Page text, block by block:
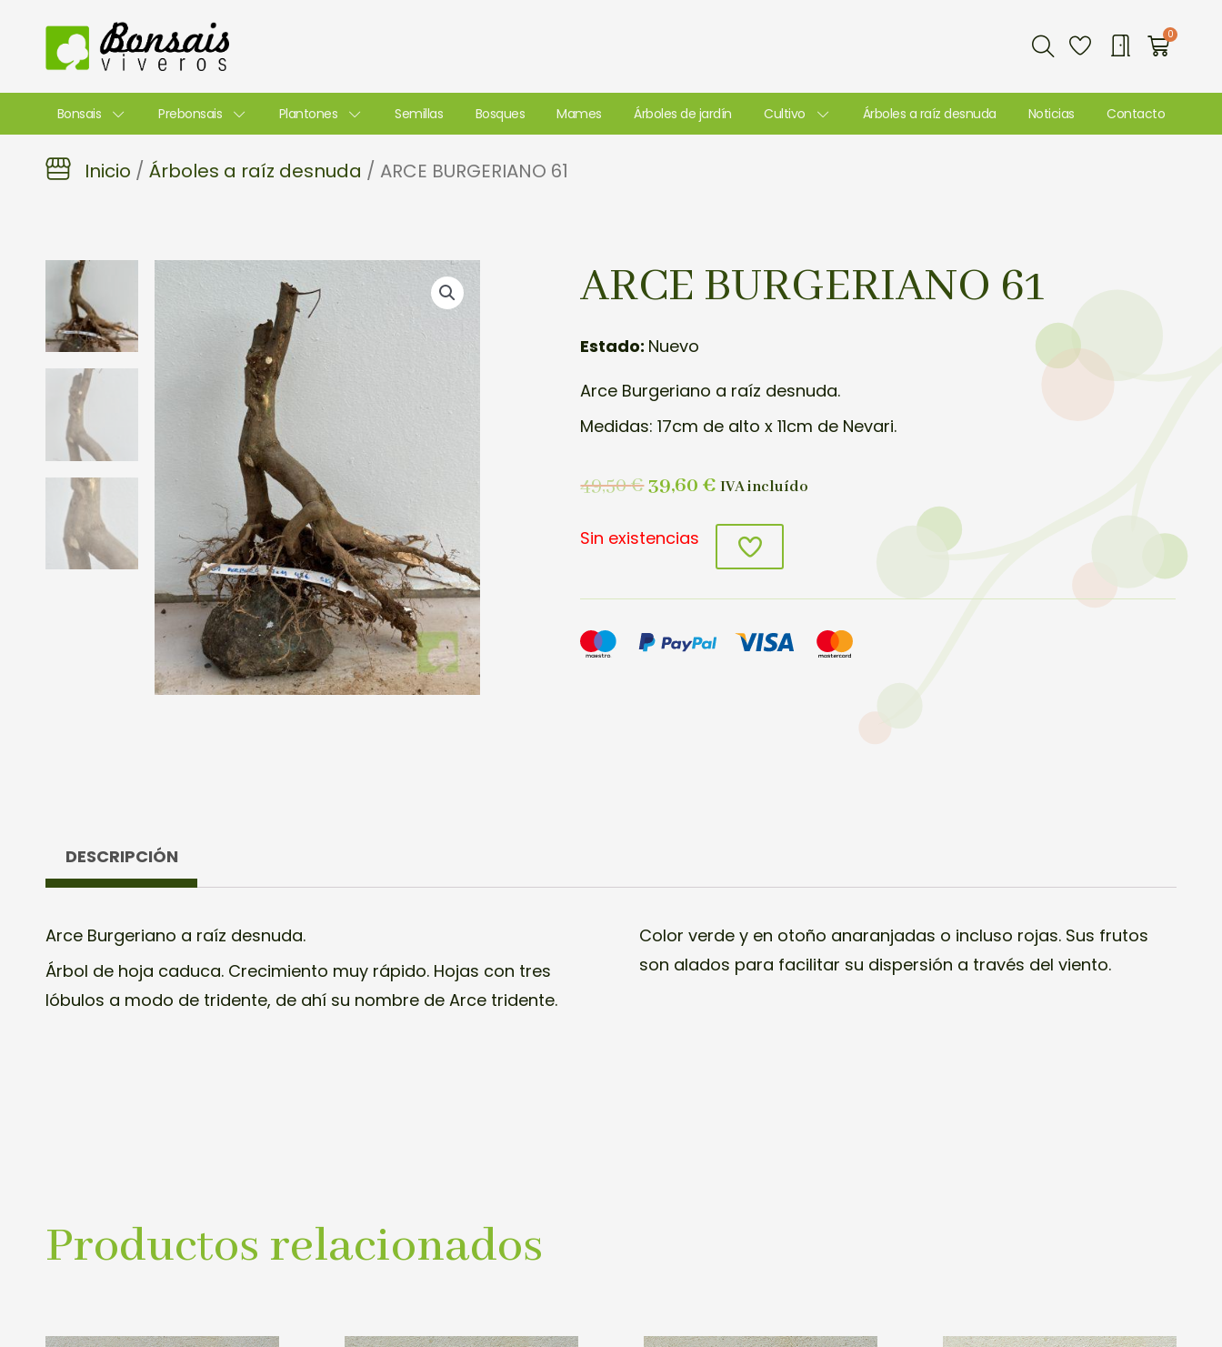
contenido
Buscar 0
Bonsais Prebonsais Plantones Semillas Bosques Mames Árboles de jardín Cultivo Árboles a raíz desnuda Noticias Contacto
Inicio / Árboles a raíz desnuda / ARCE BURGERIANO 61
ARCE BURGERIANO 61
Estado: Nuevo
Arce Burgeriano a raíz desnuda.
Medidas: 17cm de alto x 11cm de Nevari.
49,50€39,60€ IVA incluído
Sin existencias
DESCRIPCIÓN
Arce Burgeriano a raíz desnuda.
Árbol de hoja caduca. Crecimiento muy rápido. Hojas con tres
lóbulos a modo de tridente, de ahí su nombre de Arce tridente.
Color verde y en otoño anaranjadas o incluso rojas. Sus frutos
son alados para facilitar su dispersión a través del viento.
Productos relacionados